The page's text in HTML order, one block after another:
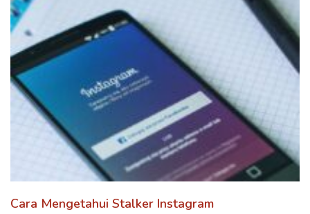
Cara Mengetahui Stalker Instagram